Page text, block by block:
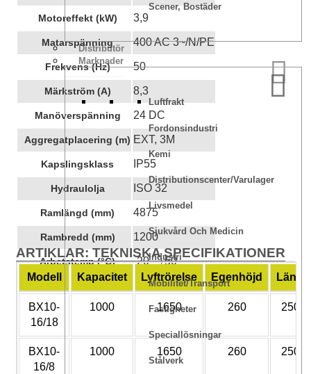
Scener, Bostäder
Distributör
Marknader
Luftfrakt
Fordonsindustri
Kemi
Distributionscenter/varulager
Livsmedel
Sjukvård Och Medicin
Industri
Mobilitet/transport
Fastigheter
Speciallösningar
Stålverk
Motoreffekt (kW) 3,9
Matarspänning 400 AC 3~/N/PE
Frekvens (Hz) 50
Märkström (A) 8,3
Manöverspänning 24 DC
Aggregatplacering (m) EXT, 3M
Kapslingsklass IP55
Hydraulolja ISO 32
Ramlängd (mm) 4875
Rambredd (mm) 1200
Arbetstemp (°C) -20 - +50
ARTIKLAR: TEKNISKA SPECIFIKATIONER
Modell Kapacitet Lyftrörelse Egenhöjd Längd
BX10-
16/18
1000 1650 260 2500
BX10-
16/8
1000 1650 260 2500